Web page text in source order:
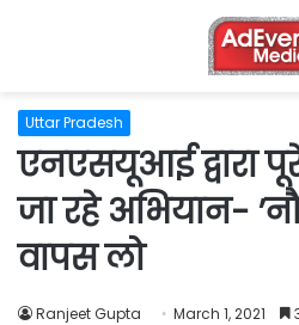
Uttar Pradesh
एनएसयूआई द्वारा
जा रहे अभियान-
वापस लो
Ranjeet Gupta March 1, 2021